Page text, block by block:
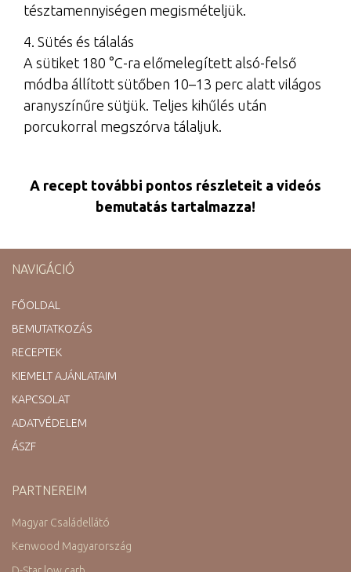
tésztamennyiségen megismételjük.
4. Sütés és tálalás
A sütiket 180 °C-ra előmelegített alsó-felső
módba állított sütőben 10–13 perc alatt világos
aranyszínűre sütjük. Teljes kihűlés után
porcukorral megszórva tálaljuk.
A recept további pontos részleteit a videós
bemutatás tartalmazza!
NAVIGÁCIÓ
FŐOLDAL
BEMUTATKOZÁS
RECEPTEK
KIEMELT AJÁNLATAIM
KAPCSOLAT
ADATVÉDELEM
ÁSZF
PARTNEREIM
Magyar Családellátó
Kenwood Magyarország